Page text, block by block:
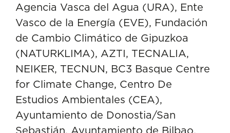
Agencia Vasca del Agua (URA), Ente
Vasco de la Energía (EVE), Fundación
de Cambio Climático de Gipuzkoa
(NATURKLIMA), AZTI, TECNALIA,
NEIKER, TECNUN, BC3 Basque Centre
for Climate Change, Centro De
Estudios Ambientales (CEA),
Ayuntamiento de Donostia/San
Sebastián, Ayuntamiento de Bilbao,